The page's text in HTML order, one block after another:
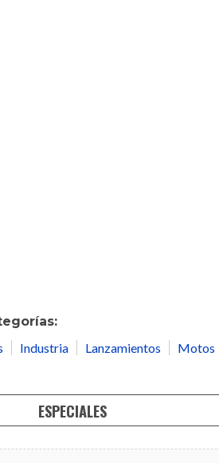
Industria Lanzamientos Motos
ESPECIALES